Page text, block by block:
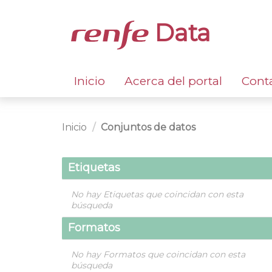
Data
Inicio Acerca del portal
Inicio Conjuntos de datos
Etiquetas
No hay Etiquetas que coincidan con esta
búsqueda
Formatos
No hay Formatos que coincidan con esta
búsqueda